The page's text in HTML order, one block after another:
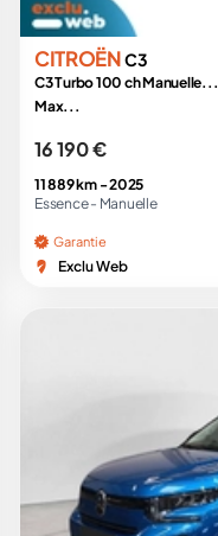
CITROËNC3
C3 Turbo 100 ch Manuelle...
Max...
16 190 €
11 889 km -2025
Essence - Manuelle
Garantie
Exclu Web